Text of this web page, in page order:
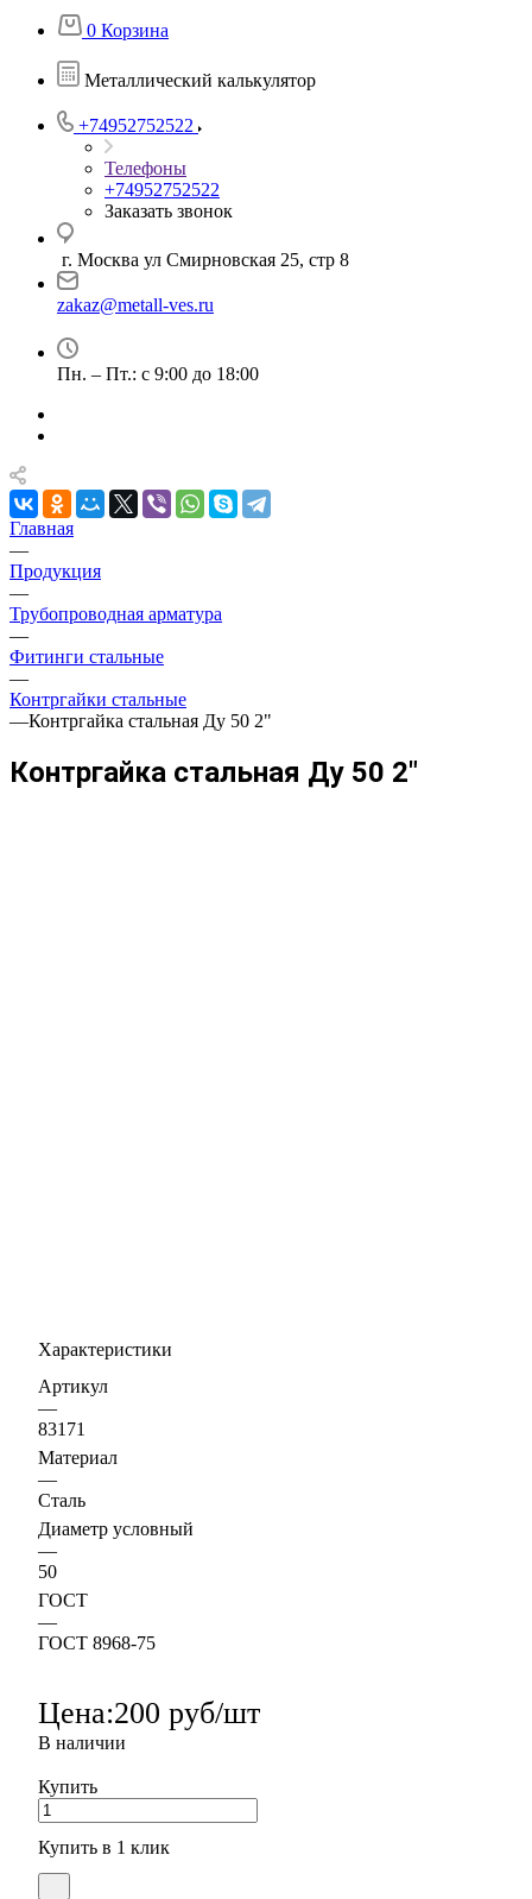
0 Корзина
Металлический калькулятор
+74952752522
Телефоны
+74952752522
Заказать звонок
г. Москва ул Смирновская 25, стр 8
zakaz@metall-ves.ru
Пн. – Пт.: с 9:00 до 18:00
Главная
—
Продукция
—
Трубопроводная арматура
—
Фитинги стальные
—
Контргайки стальные
—Контргайка стальная Ду 50 2"
Контргайка стальная Ду 50 2"
Характеристики
Артикул
—
83171
Материал
—
Сталь
Диаметр условный
—
50
ГОСТ
—
ГОСТ 8968-75
Цена:200 руб/шт
В наличии
Купить
Купить в 1 клик